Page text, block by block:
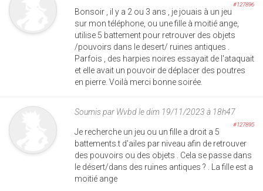
#127896
Bonsoir , il y a 2 ou 3 ans , je jouais à un jeu
sur mon téléphone, ou une fille à moitié ange,
utilise 5 battement pour retrouver des objets
/pouvoirs dans le desert/ ruines antiques .
Parfois , des harpies noires essayait de l'ataquait
et elle avait un pouvoir de déplacer des poutres
en pierre. Voilà merci bonne soirée.
Soumis par Wvbdle dim 19/11/2023 à 18h47
#127895
Je recherche un jeu ou un fille a droit a 5
battements.t d'ailes par niveau afin de retrouver
des pouvoirs ou des objets . Cela se passe dans
le désert/dans des ruines antiques ? . La fille est a
moitié ange